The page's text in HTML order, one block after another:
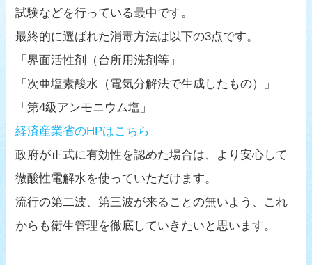
試験などを行っている最中です。
最終的に選ばれた消毒方法は以下の3点です。
「界面活性剤（台所用洗剤等」
「次亜塩素酸水（電気分解法で生成したもの）」
「第4級アンモニウム塩」
経済産業省のHPはこちら
政府が正式に有効性を認めた場合は、より安心して
微酸性電解水を使っていただけます。
流行の第二波、第三波が来ることの無いよう、これ
からも衛生管理を徹底していきたいと思います。